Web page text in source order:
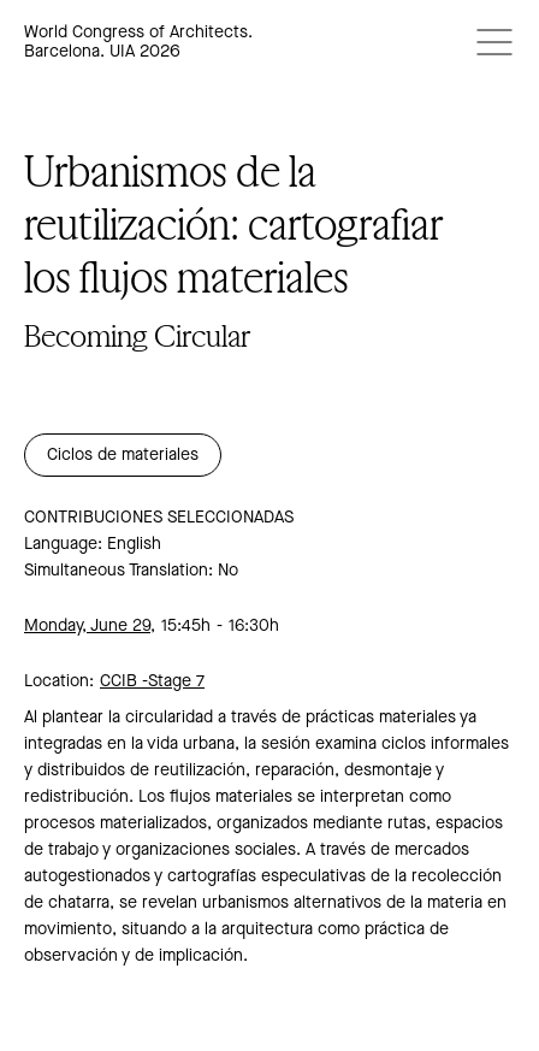
World Congress of Architects.
Barcelona. UIA 2026
Urbanismos de la
reutilización: cartografiar
los flujos materiales
Becoming Circular
Ciclos de materiales
CONTRIBUCIONES SELECCIONADAS
Language: English
Simultaneous Translation: No
Monday, June 29, 15:45h 16:30h
Location: CCIB -Stage 7
Al plantear la circularidad a través de prácticas materiales ya
integradas en la vida urbana, la sesión examina ciclos informales
y distribuidos de reutilización, reparación, desmontaje y
redistribución. Los flujos materiales se interpretan como
procesos materializados, organizados mediante rutas, espacios
de trabajo y organizaciones sociales. A través de mercados
autogestionados y cartografías especulativas de la recolección
de chatarra, se revelan urbanismos alternativos de la materia en
movimiento, situando a la arquitectura como práctica de
observación y de implicación.